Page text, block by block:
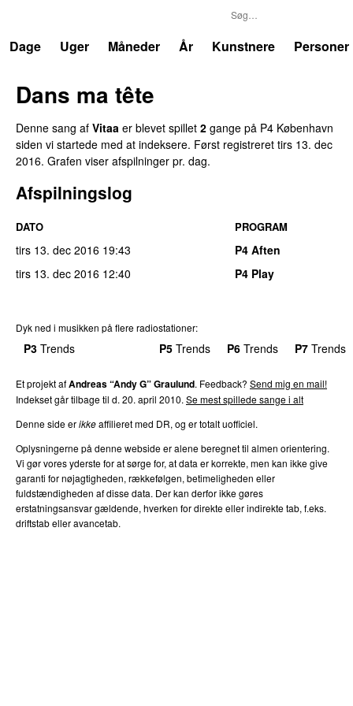
Dage
Uger Måneder År Kunstnere Personer
Dans ma tête
Denne sang af Vitaa er blevet spillet 2 gange på P4 København
siden vi startede med at indeksere. Først registreret tirs 13. dec
2016. Grafen viser afspilninger pr. dag.
Afspilningslog
DATO PROGRAM
tirs 13. dec 2016 19:43
P4 Aften
tirs 13. dec 2016 12:40 P4 Play
Dyk ned i musikken på flere radiostationer:
P3 Trends P5 Trends P6 Trends P7 Trends
Et projekt afAndreas “Andy G” Graulund. Feedback? Send mig en mail!
Indekset går tilbage til d. 20. april 2010. Se mest spillede sange i alt
Denne side erikkeaffilieret med DR, og er totalt uofficiel.
Oplysningerne på denne webside er alene beregnet til almen orientering.
Vi gør vores yderste for at sørge for, at data er korrekte, men kan ikke give
garanti for nøjagtigheden, rækkefølgen, betimeligheden eller
fuldstændigheden af disse data. Der kan derfor ikke gøres
erstatningsansvar gældende, hverken for direkte eller indirekte tab, f.eks.
driftstab eller avancetab.